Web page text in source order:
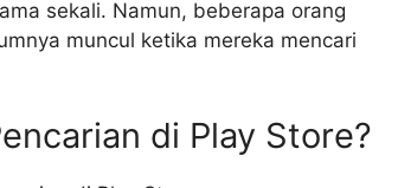
sekali. Namun, beberapa orang
muncul ketika mereka mencari
di Play Store?